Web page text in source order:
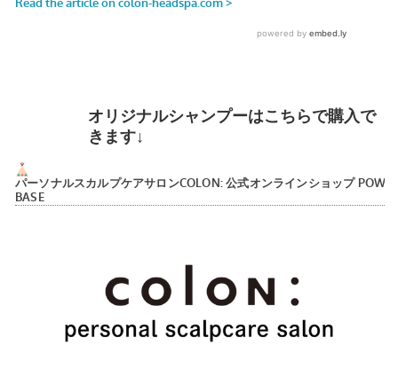
オリジナルシャンプーはこちらで購入で
きます↓